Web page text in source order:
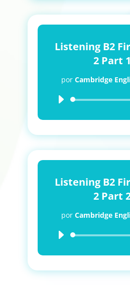
Listening B2
2 Part 1
porCambridge
Listening B2
2 Part
porCambridge